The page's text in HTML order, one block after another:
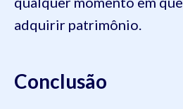
adquirir patrimônio.
Conclusão